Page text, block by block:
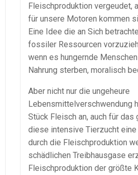
Fleischproduktion vergeudet,
für unsere Motoren kommen
Eine Idee die an Sich
fossiler Ressourcen
wenn es hungernde
Nahrung sterben, moralisch
Aber nicht nur die ungeheure
Lebensmittelverschwendung
Stück Fleisch an, auch für
diese intensive Tierzucht
durch die Fleischproduktion
schädlichen Treibhausgase
Fleischproduktion der größte